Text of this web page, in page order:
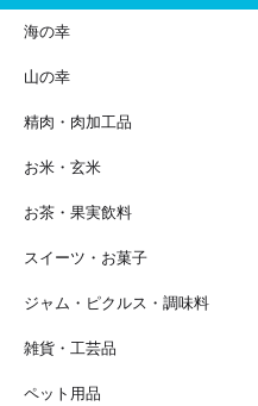
海の幸
山の幸
精肉・肉加工品
お米・玄米
お茶・果実飲料
スイーツ・お菓子
ジャム・ピクルス・調味料
雑貨・工芸品
ペット用品